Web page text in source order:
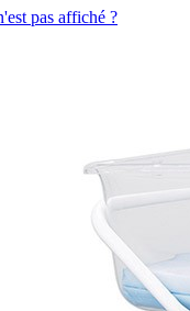
pas affiché ?